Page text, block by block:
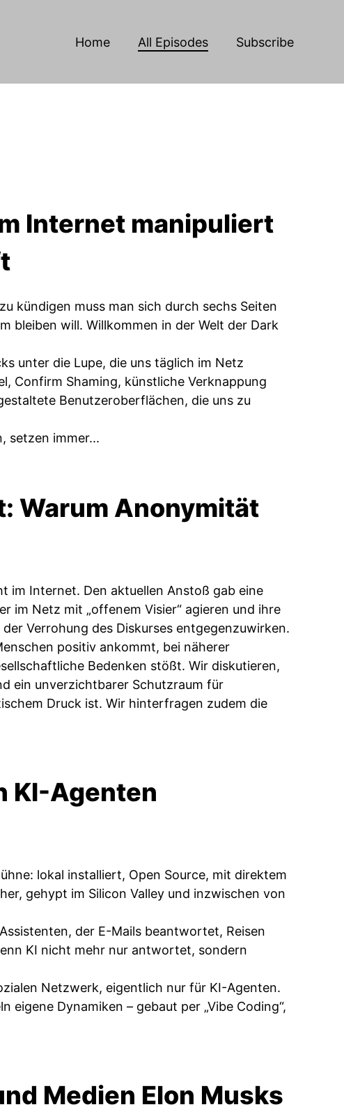
Home All Episodes Subscribe
Internet manipuliert
kündigen muss man sich durch sechs Seiten
bleiben will. Willkommen in der Welt der Dark
unter die Lupe, die uns täglich im Netz
Confirm Shaming, künstliche Verknappung
Benutzeroberflächen, die uns zu
setzen immer...
Warum Anonymität
im Internet. Den aktuellen Anstoß gab eine
im Netz mit „offenem Visier“ agieren und ihre
Verrohung des Diskurses entgegenzuwirken.
positiv ankommt, bei näherer
Bedenken stößt. Wir diskutieren,
ein unverzichtbarer Schutzraum für
Druck ist. Wir hinterfragen zudem die
KI-Agenten
lokal installiert, Open Source, mit direktem
gehypt im Silicon Valley und inzwischen von
der E-Mails beantwortet, Reisen
KI nicht mehr nur antwortet, sondern
Netzwerk, eigentlich nur für KI-Agenten.
Dynamiken – gebaut per „Vibe Coding“,
Medien Elon Musks